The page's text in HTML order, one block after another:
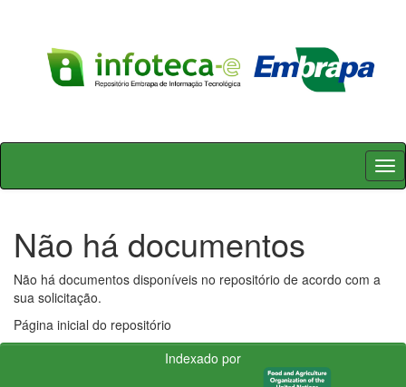
Skip
Não há documentos
Não há documentos disponíveis no repositório de acordo com a
sua solicitação.
Página inicial do repositório
Indexado por